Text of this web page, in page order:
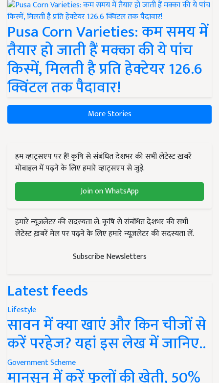
Pusa Corn Varieties: कम समय में
तैयार हो जाती हैं मक्का की ये पांच
किस्में, मिलती है प्रति हेक्टेयर 126.6
क्विंटल तक पैदावार!
More Stories
हम व्हाट्सएप पर हैं! कृषि से संबंधित देशभर की सभी लेटेस्ट ख़बरें
मोबाइल में पढ़ने के लिए हमारे व्हाट्सएप से जुड़ें.
Join on WhatsApp
हमारे न्यूज़लेटर की सदस्यता लें. कृषि से संबंधित देशभर की सभी
लेटेस्ट ख़बरें मेल पर पढ़ने के लिए हमारे न्यूज़लेटर की सदस्यता लें.
Subscribe Newsletters
Latest feeds
Lifestyle
सावन में क्या खाएं और किन चीजों से
करें परहेज? यहां इस लेख में जानिए..
Government Scheme